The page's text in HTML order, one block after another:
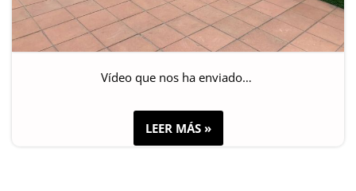
Vídeo que nos ha enviado…
LEER MÁS »